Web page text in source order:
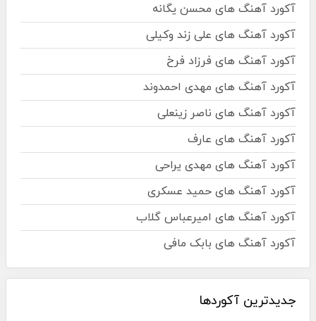
آکورد آهنگ های محسن یگانه
آکورد آهنگ های علی زند وکیلی
آکورد آهنگ های فرزاد فرخ
آکورد آهنگ های مهدی احمدوند
آکورد آهنگ های ناصر زینعلی
آکورد آهنگ های عارف
آکورد آهنگ های مهدی یراحی
آکورد آهنگ های حمید عسکری
آکورد آهنگ های امیرعباس گلاب
آکورد آهنگ های بابک مافی
جدیدترین آکوردها